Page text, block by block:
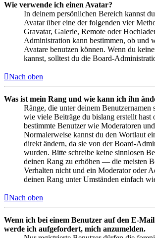
Wie verwende ich einen Avatar?
In deinem persönlichen Bereich kannst
Avatar über eine der folgenden vier
Gravatar, Galerie, Remote oder
Administration kann bestimmen, ob und
Avatare benutzen können. Wenn du
kannst, solltest du die Board-
Nach oben
Was ist mein Rang und wie kann ich ihn
Ränge, die unter deinem Benutzernamen
wie viele Beiträge du bislang erstellt hast
bestimmte Benutzer wie Moderatoren
Normalerweise kannst du den Wortlaut
direkt ändern, da sie von der Board-
wurden. Bitte schreibe keine sinnlosen
deinen Rang zu erhöhen — die meisten
Verhalten nicht und ein Moderator oder
deinen Rang unter Umständen einfach
Nach oben
Wenn ich bei einem Benutzer auf den E-
werde ich aufgefordert, mich anzumelden.